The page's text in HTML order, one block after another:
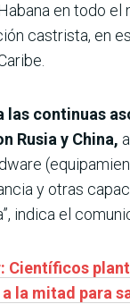
en todo el
castrista, en
las continuas
Rusia y China,
y otras
indica el
Científicos
la mitad para